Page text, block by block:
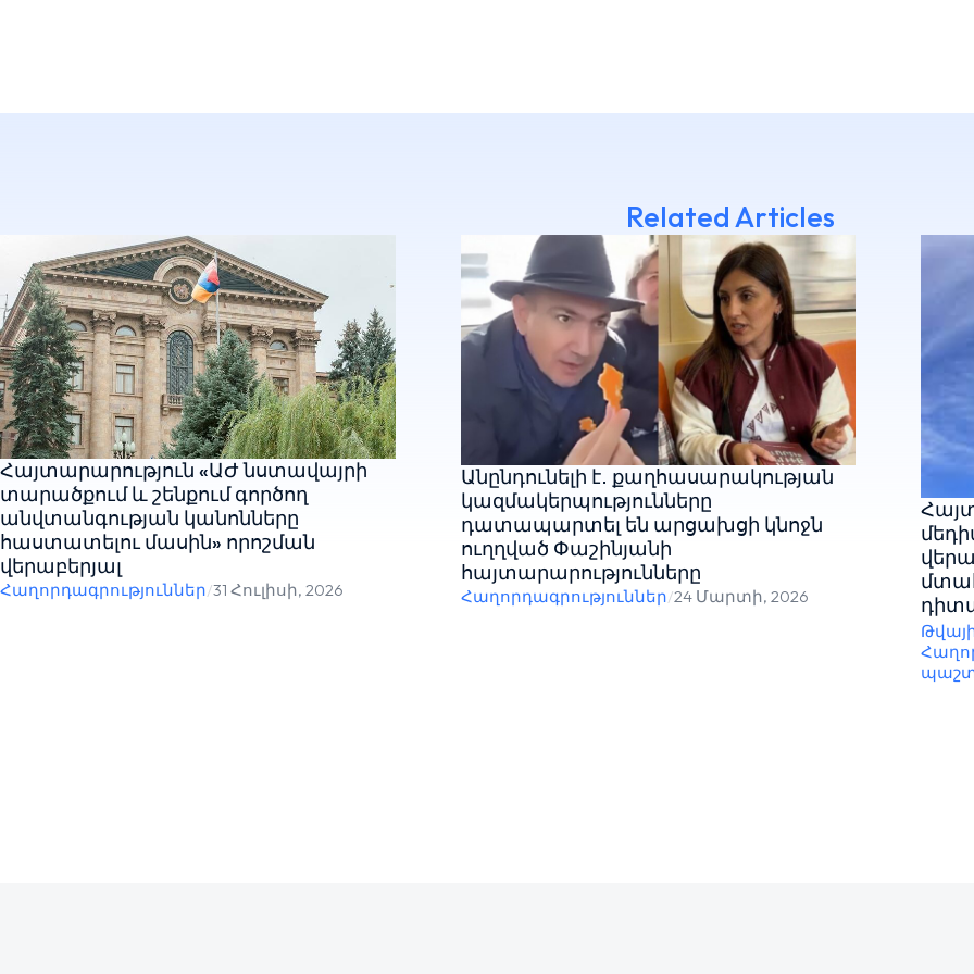
Related Articles
Հայտարարություն «ԱԺ նստավայրի
տարածքում և շենքում գործող
անվտանգության կանոնները
հաստատելու մասին» որոշման
վերաբերյալ
Հաղորդագրություններ/31 Հուլիսի, 2026
Անընդունելի է․ քաղհասարակության
կազմակերպությունները
դատապարտել են արցախցի կնոջն
ուղղված Փաշինյանի
հայտարարությունները
Հաղորդագրություններ/24 Մարտի, 2026